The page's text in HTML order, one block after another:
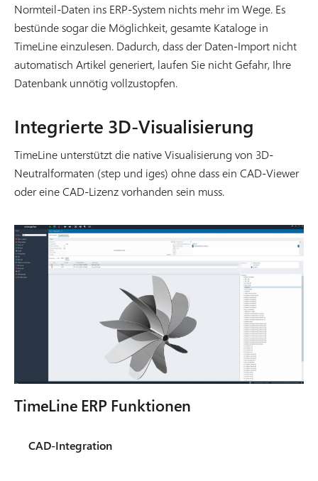
TimeLine ERP Funktionen
CAD-Integration
Normteil-Daten ins ERP-System nichts mehr im Wege. Es
bestünde sogar die Möglichkeit, gesamte Kataloge in
TimeLine einzulesen. Dadurch, dass der Daten-Import nicht
automatisch Artikel generiert, laufen Sie nicht Gefahr, Ihre
Datenbank unnötig vollzustopfen.
Integrierte 3D-Visualisierung
TimeLine unterstützt die native Visualisierung von 3D-
Neutralformaten (step und iges) ohne dass ein CAD-Viewer
oder eine CAD-Lizenz vorhanden sein muss.